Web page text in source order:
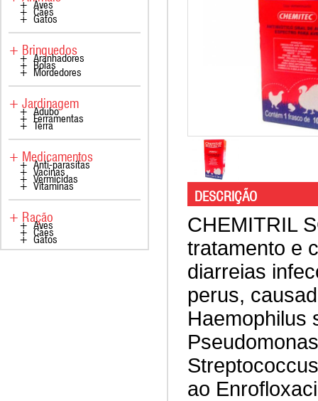
+ Aves
+ Cães
+ Gatos
+ Brinquedos
+ Aranhadores
+ Bolas
+ Mordedores
+ Jardinagem
+ Adubo
+ Ferramentas
+ Terra
+ Medicamentos
+ Anti-parasitas
+ Vacinas
+ Vermicidas
+ Vitaminas
+ Ração
+ Aves
+ Cães
+ Gatos
DESCRIÇÃO
CHEMITRIL
tratamento e
diarreias
perus,
Haemophilus
ao